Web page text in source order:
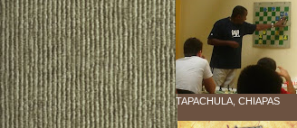
TAPACHULA, CHIAPAS